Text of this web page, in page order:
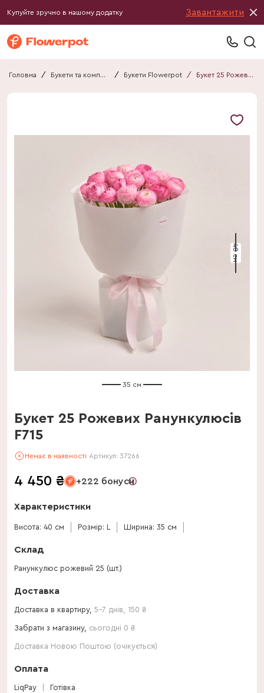
Купуйте зручно в нашому додатку Завантажити
Головна / Букети та композиції / Букети Flowerpot / Букет 25 Рожевих Ранункулюсів F715
40 см
35 см
Букет 25 Рожевих Ранункулюсів
F715
Немає в наявності Артикул: 37266
4 450 ₴ +222 бонуси
Характеристики
Висота: 40 см Розмір: L Ширина: 35 см
Склад
Ранункулюс рожевий 25 (шт.)
Доставка
Доставка в квартиру, 5-7 днів 150 ₴
Забрати з магазину, сьогодні 0 ₴
Доставка Новою Поштою (очікується)
Оплата
LiqPay Готівка